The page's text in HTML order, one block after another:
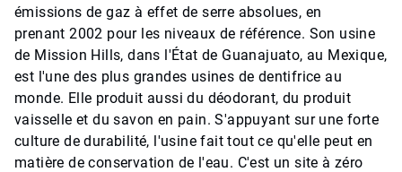
émissions de gaz à effet de serre absolues, en
prenant 2002 pour les niveaux de référence. Son usine
de Mission Hills, dans l'État de Guanajuato, au Mexique,
est l'une des plus grandes usines de dentifrice au
monde. Elle produit aussi du déodorant, du produit
vaisselle et du savon en pain. S'appuyant sur une forte
culture de durabilité, l'usine fait tout ce qu'elle peut en
matière de conservation de l'eau. C'est un site à zéro